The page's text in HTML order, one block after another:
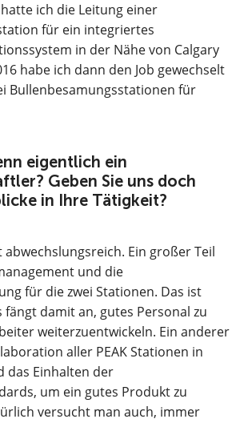
ich die Leitung einer
für ein integriertes
in der Nähe von Calgary
habe ich dann den Job gewechselt
Bullenbesamungsstationen für
eigentlich ein
Geben Sie uns doch
in Ihre Tätigkeit?
abwechslungsreich. Ein großer Teil
und die
für die zwei Stationen. Das ist
fängt damit an, gutes Personal zu
weiterzuentwickeln. Ein anderer
aller PEAK Stationen in
das Einhalten der
um ein gutes Produkt zu
versucht man auch, immer